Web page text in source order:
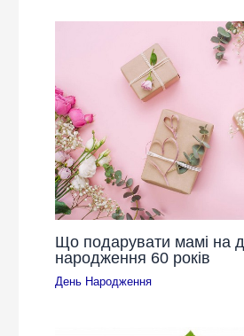
Що подарувати мамі на
народження 60 років
День Народження